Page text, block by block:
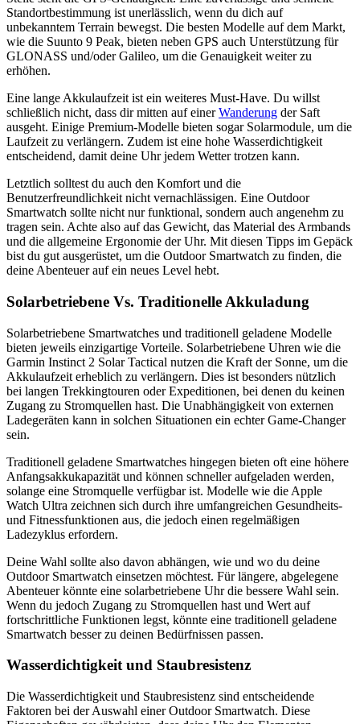
Standortbestimmung ist unerlässlich, wenn du dich auf
unbekanntem Terrain bewegst. Die besten Modelle auf dem Markt,
wie die Suunto 9 Peak, bieten neben GPS auch Unterstützung für
GLONASS und/oder Galileo, um die Genauigkeit weiter zu
erhöhen.
Eine lange Akkulaufzeit ist ein weiteres Must-Have. Du willst
schließlich nicht, dass dir mitten auf einerWanderung der Saft
ausgeht. Einige Premium-Modelle bieten sogar Solarmodule, um die
Laufzeit zu verlängern. Zudem ist eine hohe Wasserdichtigkeit
entscheidend, damit deine Uhr jedem Wetter trotzen kann.
Letztlich solltest du auch den Komfort und die
Benutzerfreundlichkeit nicht vernachlässigen. Eine Outdoor
Smartwatch sollte nicht nur funktional, sondern auch angenehm zu
tragen sein. Achte also auf das Gewicht, das Material des Armbands
und die allgemeine Ergonomie der Uhr. Mit diesen Tipps im Gepäck
bist du gut ausgerüstet, um die Outdoor Smartwatch zu finden, die
deine Abenteuer auf ein neues Level hebt.
Solarbetriebene Vs. Traditionelle Akkuladung
Solarbetriebene Smartwatches und traditionell geladene Modelle
bieten jeweils einzigartige Vorteile. Solarbetriebene Uhren wie die
Garmin Instinct 2 Solar Tactical nutzen die Kraft der Sonne, um die
Akkulaufzeit erheblich zu verlängern. Dies ist besonders nützlich
bei langen Trekkingtouren oder Expeditionen, bei denen du keinen
Zugang zu Stromquellen hast. Die Unabhängigkeit von externen
Ladegeräten kann in solchen Situationen ein echter Game-Changer
sein.
Traditionell geladene Smartwatches hingegen bieten oft eine höhere
Anfangsakkukapazität und können schneller aufgeladen werden,
solange eine Stromquelle verfügbar ist. Modelle wie die Apple
Watch Ultra zeichnen sich durch ihre umfangreichen Gesundheits-
und Fitnessfunktionen aus, die jedoch einen regelmäßigen
Ladezyklus erfordern.
Deine Wahl sollte also davon abhängen, wie und wo du deine
Outdoor Smartwatch einsetzen möchtest. Für längere, abgelegene
Abenteuer könnte eine solarbetriebene Uhr die bessere Wahl sein.
Wenn du jedoch Zugang zu Stromquellen hast und Wert auf
fortschrittliche Funktionen legst, könnte eine traditionell geladene
Smartwatch besser zu deinen Bedürfnissen passen.
Wasserdichtigkeit und Staubresistenz
Die Wasserdichtigkeit und Staubresistenz sind entscheidende
Faktoren bei der Auswahl einer Outdoor Smartwatch. Diese